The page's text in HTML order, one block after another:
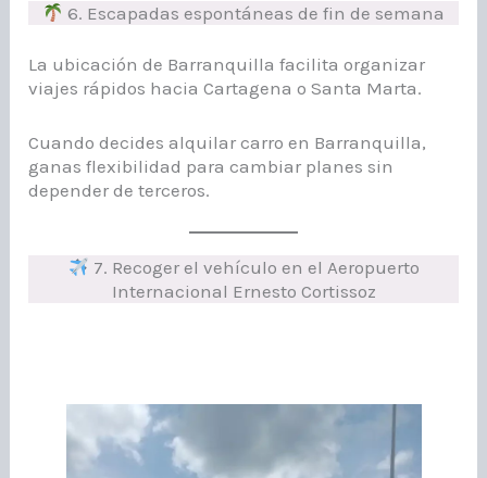
6. Escapadas espontáneas de fin de semana
La ubicación de Barranquilla facilita organizar
viajes rápidos hacia Cartagena o Santa Marta.
Cuando decides alquilar carro en Barranquilla,
ganas flexibilidad para cambiar planes sin
depender de terceros.
7. Recoger el vehículo en el Aeropuerto
Internacional Ernesto Cortissoz